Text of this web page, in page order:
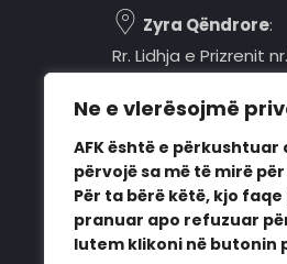
Ne e vlerësojmë
AFK është e
përvojë sa më të mirë
Për ta bërë këtë, kjo faqe
pranuar apo refuzuar
lutem klikoni në butonin
Zyra Qëndrore:
Rr. Lidhja e Prizrenit
Pejë, 30000, Kosovë
Orari i punës:
E hënë - E premte
08:00 - 16:00